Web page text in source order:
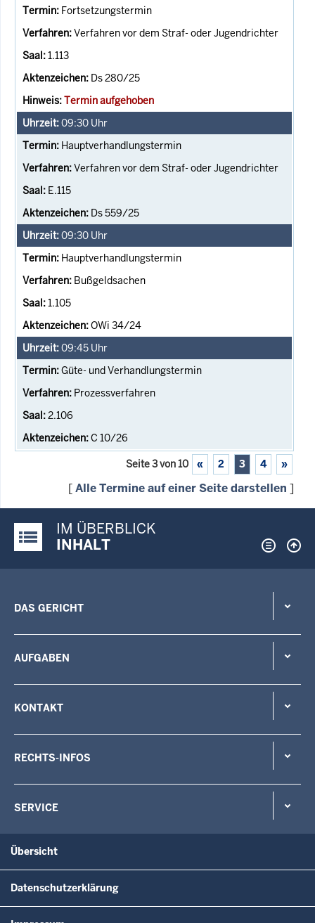
Fortsetzungstermin
Verfahren vor dem Straf- oder Jugendrichter
1.113
Ds 280/25
Termin aufgehoben
09:30 Uhr
Hauptverhandlungstermin
Verfahren vor dem Straf- oder Jugendrichter
E.115
Ds 559/25
09:30 Uhr
Hauptverhandlungstermin
Bußgeldsachen
1.105
OWi 34/24
09:45 Uhr
Güte- und Verhandlungstermin
Prozessverfahren
2.106
C 10/26
Seite 3 von 10 « 2 3 4 »
[Alle Termine auf einer Seite darstellen ]
Justiz-Portal im Überblick:
IM ÜBERBLICK
INHALT
DAS GERICHT
AUFGABEN
KONTAKT
RECHTS-INFOS
SERVICE
Übersicht
Datenschutzerklärung